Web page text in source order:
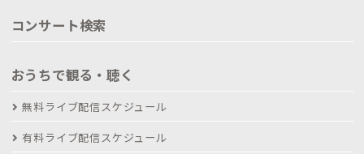
コンサート検索
おうちで観る・聴く
無料ライブ配信スケジュール
有料ライブ配信スケジュール